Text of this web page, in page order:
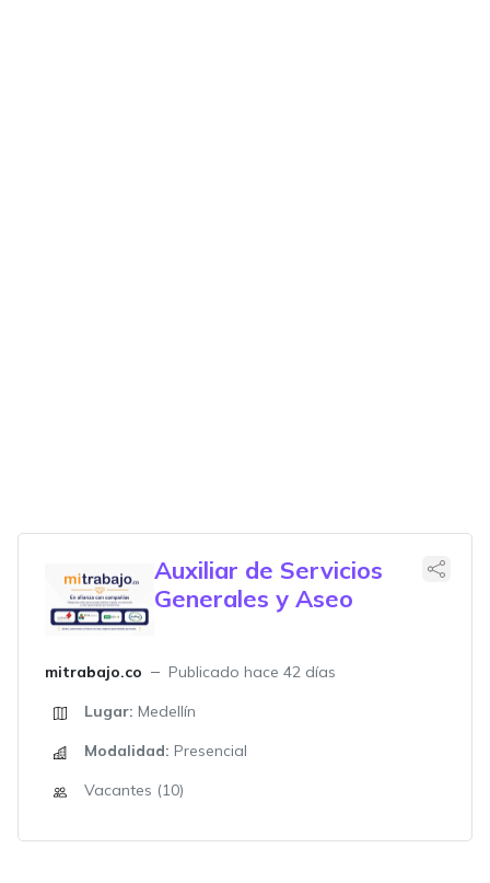
Auxiliar de Servicios
Generales y Aseo
mitrabajo.co
Publicado hace 42 días
Lugar: Medellín
Modalidad: Presencial
Vacantes (10)